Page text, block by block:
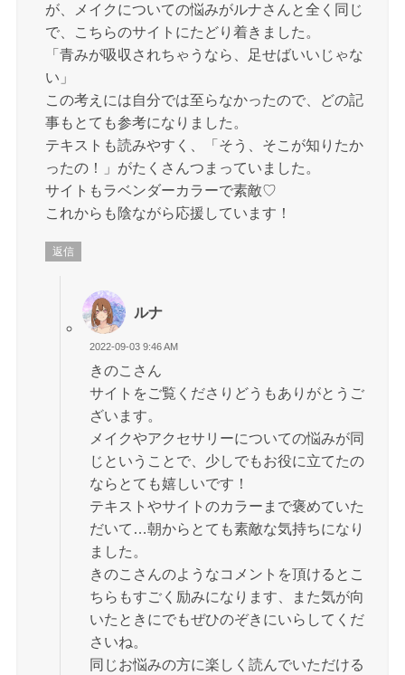
が、メイクについての悩みがルナさんと全く同じ
で、こちらのサイトにたどり着きました。
「青みが吸収されちゃうなら、足せばいいじゃな
い」
この考えには自分では至らなかったので、どの記
事もとても参考になりました。
テキストも読みやすく、「そう、そこが知りたか
ったの！」がたくさんつまっていました。
サイトもラベンダーカラーで素敵♡
これからも陰ながら応援しています！
返信
ルナ
2022-09-03 9:46 AM
きのこさん
サイトをご覧くださりどうもありがとうご
ざいます。
メイクやアクセサリーについての悩みが同
じということで、少しでもお役に立てたの
ならとても嬉しいです！
テキストやサイトのカラーまで褒めていた
だいて…朝からとても素敵な気持ちになり
ました。
きのこさんのようなコメントを頂けるとこ
ちらもすごく励みになります、また気が向
いたときにでもぜひのぞきにいらしてくだ
さいね。
同じお悩みの方に楽しく読んでいただける